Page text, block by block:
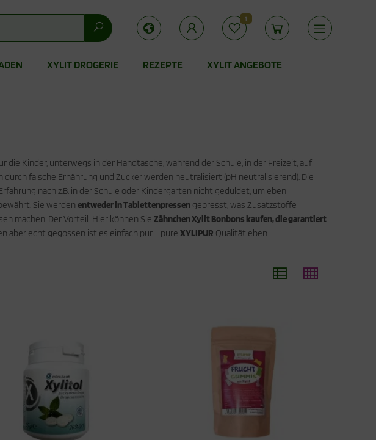
1
XYLIT DROGERIE REZEPTE XYLIT ANGEBOTE
die Kinder, unterwegs in der Handtasche, während der Schule, in der Freizeit, auf
falsche Ernährung und Zucker werden neutralisiert (pH neutralisierend). Die
nach z.B. in der Schule oder Kindergarten nicht geduldet, um eben
Sie werden entweder in Tablettenpressen gepresst, was Zusatzstoffe
machen. Der Vorteil: Hier können Sie Zähnchen Xylit Bonbons kaufen, die garantiert
aber echt gegossen ist es einfach pur - pure XYLIPUR Qualität eben.